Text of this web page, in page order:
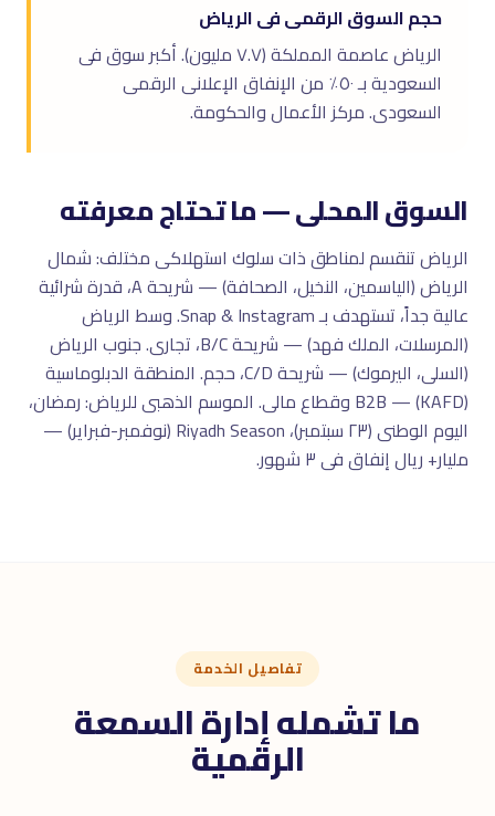
حجم السوق الرقمى فى الرياض
الرياض عاصمة المملكة (٧.٧ مليون). أكبر سوق فى
السعودية بـ ٥٠٪ من الإنفاق الإعلانى الرقمى
السعودى. مركز الأعمال والحكومة.
السوق المحلى — ما تحتاج معرفته
الرياض تنقسم لمناطق ذات سلوك استهلاكى مختلف: شمال
الرياض (الياسمين، النخيل، الصحافة) — شريحة A، قدرة شرائية
عالية جداً، تستهدف بـ Snap & Instagram. وسط الرياض
(المرسلات، الملك فهد) — شريحة B/C، تجارى. جنوب الرياض
(السلى، اليرموك) — شريحة C/D، حجم. المنطقة الدبلوماسية
(KAFD) — B2B وقطاع مالى. الموسم الذهبى للرياض: رمضان،
اليوم الوطنى (٢٣ سبتمبر)، Riyadh Season (نوفمبر-فبراير) —
مليار+ ريال إنفاق فى ٣ شهور.
تفاصيل الخدمة
ما تشمله إدارة السمعة
الرقمية